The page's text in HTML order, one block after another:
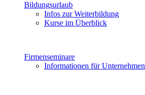
Bildungsurlaub
Infos zur Weiterbildung
Kurse im Überblick
Firmenseminare
Informationen für Unternehmen